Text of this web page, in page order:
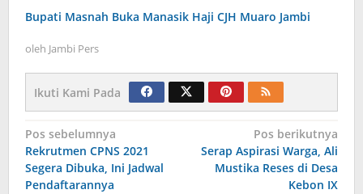
Bupati Masnah Buka Manasik Haji CJH Muaro Jambi
oleh Jambi Pers
Ikuti Kami Pada
Navigasi
pos
Pos sebelumnya
Rekrutmen CPNS 2021
Segera Dibuka, Ini Jadwal
Pendaftarannya
Pos berikutnya
Serap Aspirasi Warga, Ali
Mustika Reses di Desa
Kebon IX